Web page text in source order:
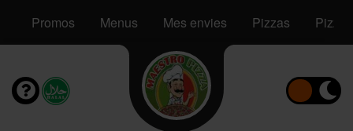
Promos Menus Mes envies Pizzas